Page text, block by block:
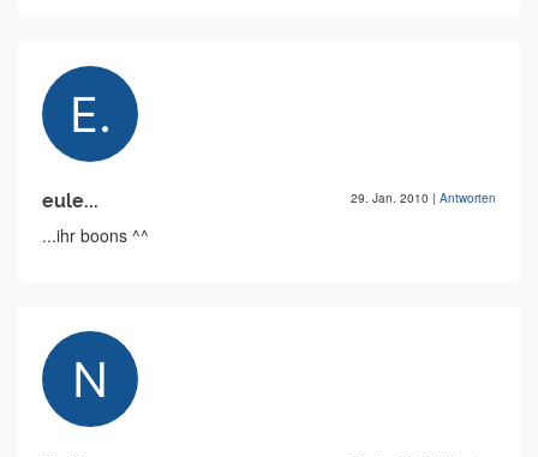
eule... 29. Jan. 2010 | Antworten
...ihr boons ^^